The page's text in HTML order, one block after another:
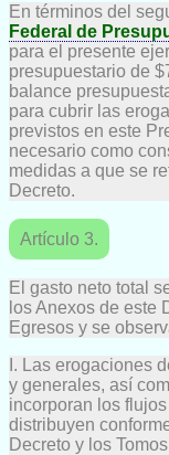
En términos del
Federal de
para el presente
presupuestario de
balance
para cubrir las
previstos en este
necesario como
medidas a que se
Decreto.
Artículo 3.
El gasto neto total
los Anexos de este
Egresos y se
I. Las erogaciones
y generales, así
incorporan los
distribuyen
Decreto y los